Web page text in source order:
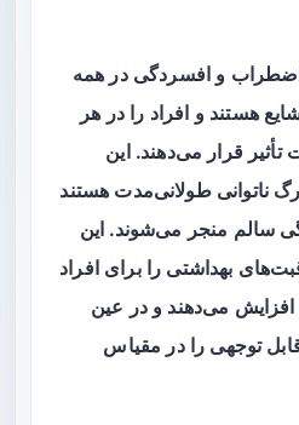
اضطراب و افسردگی در همه
هستند و افراد را در هر
قرار می‌دهند. این
ناتوانی طولانی‌مدت هستند
سالم منجر می‌شوند. این
بهداشتی را برای افراد
افزایش می‌دهند و در عین
توجهی را در مقیاس